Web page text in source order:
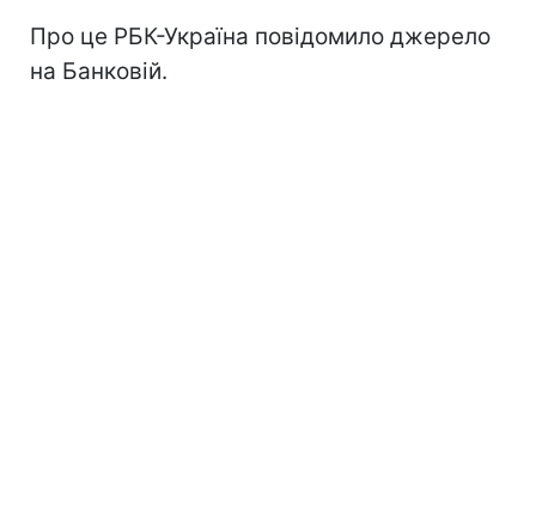
Про це РБК-Україна повідомило джерело
на Банковій.